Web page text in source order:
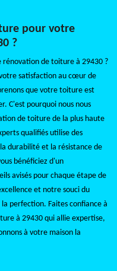
pour votre
?
rénovation de toiture à 29430 ?
satisfaction au cœur de
que votre toiture est
C'est pourquoi nous nous
de toiture de la plus haute
qualifiés utilise des
durabilité et la résistance de
bénéficiez d'un
avisés pour chaque étape de
et notre souci du
perfection. Faites confiance à
à 29430 qui allie expertise,
à votre maison la